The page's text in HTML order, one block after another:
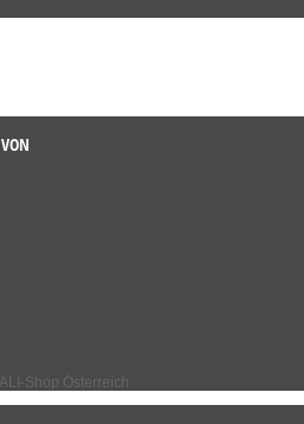
Shop Österreich